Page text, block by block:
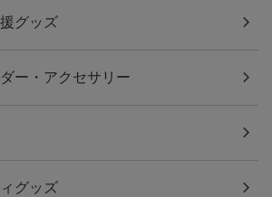
グッズ
ー・アクセサリー
グッズ